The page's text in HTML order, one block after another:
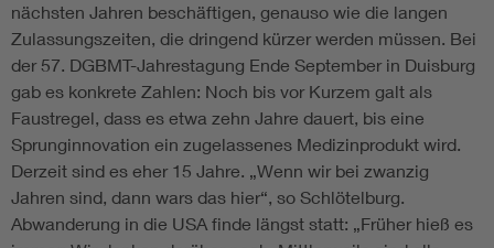
nächsten Jahren beschäftigen, genauso wie die langen
Zulassungszeiten, die dringend kürzer werden müssen. Bei
der 57. DGBMT-Jahrestagung Ende September in Duisburg
gab es konkrete Zahlen: Noch bis vor Kurzem galt als
Faustregel, dass es etwa zehn Jahre dauert, bis eine
Sprunginnovation ein zugelassenes Medizinprodukt wird.
Derzeit sind es eher 15 Jahre. „Wenn wir bei zwanzig
Jahren sind, dann wars das hier“, so Schlötelburg.
Abwanderung in die USA finde längst statt: „Früher hieß es